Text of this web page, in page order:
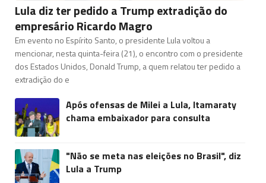
Lula diz ter pedido a Trump extradição do
empresário Ricardo Magro
Em evento no Espírito Santo, o presidente Lula voltou a
mencionar, nesta quinta-feira (21), o encontro com o presidente
dos Estados Unidos, Donald Trump, a quem relatou ter pedido a
extradição do e
Após ofensas de Milei a Lula, Itamaraty
chama embaixador para consulta
"Não se meta nas eleições no Brasil", diz
Lula a Trump